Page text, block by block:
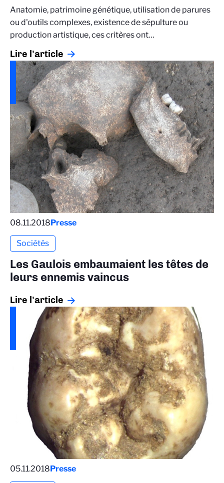
Anatomie, patrimoine génétique, utilisation de parures
ou d'outils complexes, existence de sépulture ou
production artistique, ces critères ont…
Lire l'article
08.11.2018Presse
Sociétés
Les Gaulois embaumaient les têtes de
leurs ennemis vaincus
Lire l'article
05.11.2018Presse